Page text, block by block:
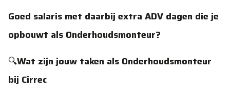
Goed salaris met daarbij extra ADV dagen die je
opbouwt als Onderhoudsmonteur?
🔍Wat zijn jouw taken als Onderhoudsmonteur
bij Cirrec